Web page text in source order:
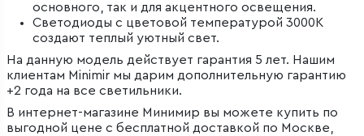
основного, так и для акцентного освещения.
Светодиоды с цветовой температурой 3000К
создают теплый уютный свет.
На данную модель действует гарантия 5 лет. Нашим
клиентам Minimir мы дарим дополнительную гарантию
+2 года на все светильники.
В интернет-магазине Минимир вы можете купить по
выгодной цене с бесплатной доставкой по Москве,